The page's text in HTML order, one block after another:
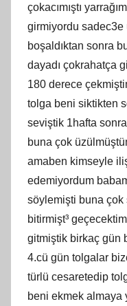
çokacımıştı
girmiyordu
boşaldıktan sonra
dayadı çokrahatça
180 derece
tolga beni siktikten
seviştik 1hafta
buna çok
amaben kimseyle
edemiyordum
söylemişti buna
bitirmişt³
gitmiştik birkaç gün
4.cü gün tolgalar
türlü cesaretedip
beni ekmek almaya